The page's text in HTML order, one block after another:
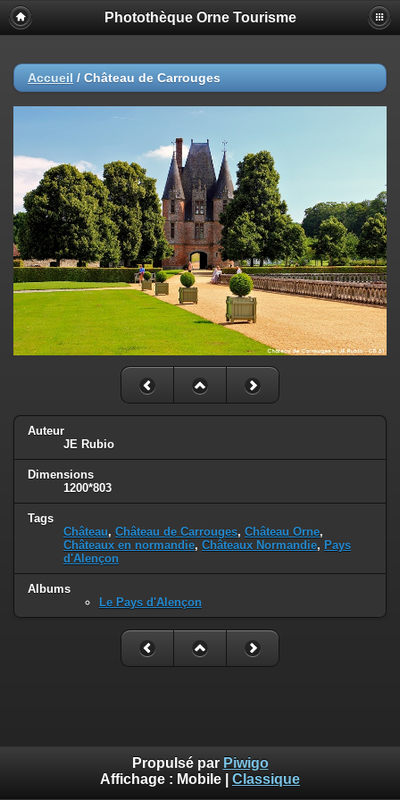
Photothèque Orne Tourisme
Accueil / Château de Carrouges
Auteur
JE Rubio
Dimensions
1200*803
Tags
Château, Château de Carrouges, Château Orne,
Châteaux en normandie, Châteaux Normandie, Pays
d'Alençon
Albums
Le Pays d'Alençon
Propulsé par Piwigo
Affichage : Mobile Classique